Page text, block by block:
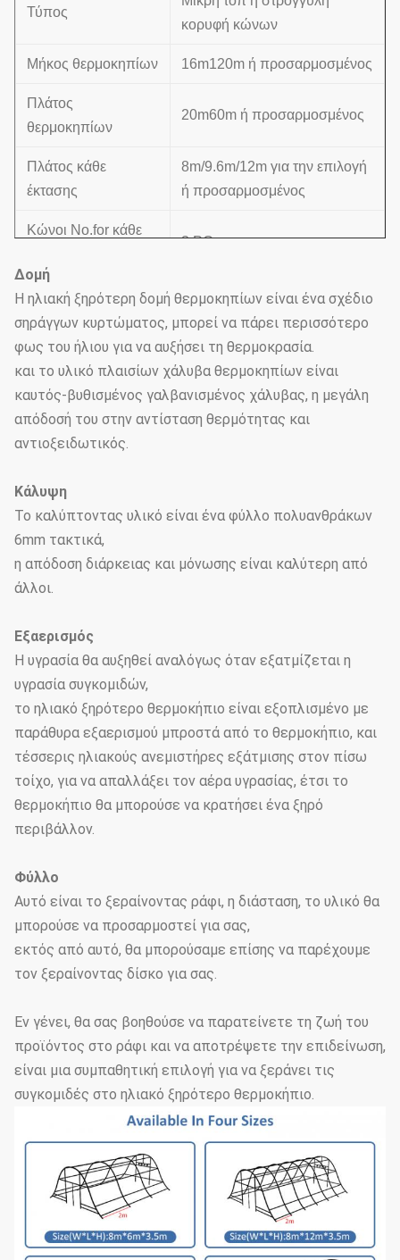
Τύπος
κορυφή κώνων
Μήκος θερμοκηπίων 16m120m ή προσαρμοσμένος
Πλάτος
θερμοκηπίων
20m60m ή προσαρμοσμένος
Πλάτος κάθε
έκτασης
8m/9.6m/12m για την επιλογή
ή προσαρμοσμένος
Κώνοι No.for κάθε
3 PC
Συνολικό ύψος 4.85.3m που προσαρμόζονται
Κόλπος 4m
Φύλλο PC (6mm, 8mm, 10mm
για την επιλογή)
Απαιτήσεις
επιλογή
Βασικός εξοπλισμός
Δομή πλαισίων, τοπ
των δύο πλευρών, διανομή
Ενισχυτικό σύστημα
(επιλέξτε σύμφωνα
με τις ανάγκες σας)
εξωτερικό που σκιάζει το
σκίασης & άρδευσης για την
επιλογή
Δομή
Η ηλιακή ξηρότερη δομή θερμοκηπίων είναι ένα σχέδιο
σηράγγων κυρτώματος, μπορεί να πάρει περισσότερο
φως του ήλιου για να αυξήσει τη θερμοκρασία.
και το υλικό πλαισίων χάλυβα θερμοκηπίων είναι
καυτός-βυθισμένος γαλβανισμένος χάλυβας, η μεγάλη
απόδοσή του στην αντίσταση θερμότητας και
αντιοξειδωτικός.
Κάλυψη
Το καλύπτοντας υλικό είναι ένα φύλλο πολυανθράκων
6mm τακτικά,
η απόδοση διάρκειας και μόνωσης είναι καλύτερη από
άλλοι.
Εξαερισμός
Η υγρασία θα αυξηθεί αναλόγως όταν εξατμίζεται η
υγρασία συγκομιδών,
το ηλιακό ξηρότερο θερμοκήπιο είναι εξοπλισμένο με
παράθυρα εξαερισμού μπροστά από το θερμοκήπιο, και
τέσσερις ηλιακούς ανεμιστήρες εξάτμισης στον πίσω
τοίχο, για να απαλλάξει τον αέρα υγρασίας, έτσι το
θερμοκήπιο θα μπορούσε να κρατήσει ένα ξηρό
περιβάλλον.
Φύλλο
Αυτό είναι το ξεραίνοντας ράφι, η διάσταση, το υλικό θα
μπορούσε να προσαρμοστεί για σας,
εκτός από αυτό, θα μπορούσαμε επίσης να παρέχουμε
τον ξεραίνοντας δίσκο για σας.
Εν γένει, θα σας βοηθούσε να παρατείνετε τη ζωή του
προϊόντος στο ράφι και να αποτρέψετε την επιδείνωση,
είναι μια συμπαθητική επιλογή για να ξεράνει τις
συγκομιδές στο ηλιακό ξηρότερο θερμοκήπιο.